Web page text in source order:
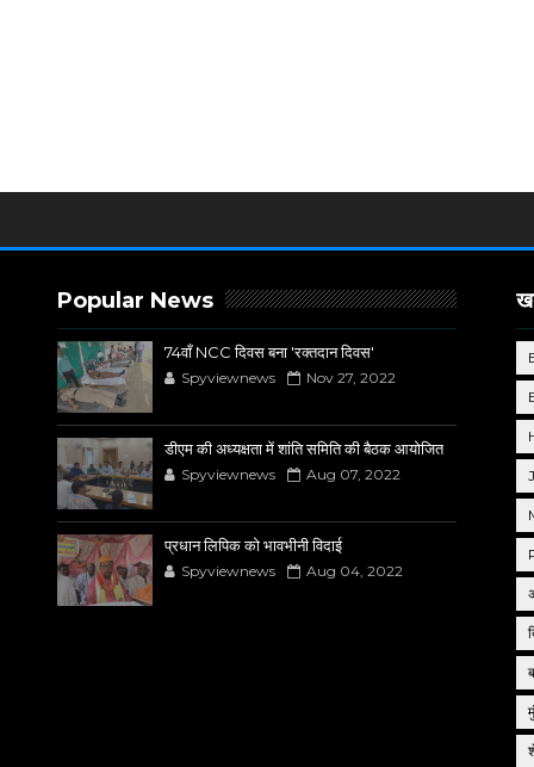
Popular News
74वाँ NCC दिवस बना 'रक्तदान दिवस'
Spyviewnews Nov 27, 2022
डीएम की अध्यक्षता में शांति समिति की बैठक आयोजित
Spyviewnews Aug 07, 2022
प्रधान लिपिक को भावभीनी विदाई
Spyviewnews Aug 04, 2022